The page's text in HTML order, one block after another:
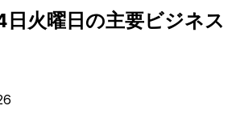
火曜日の主要ビジネス